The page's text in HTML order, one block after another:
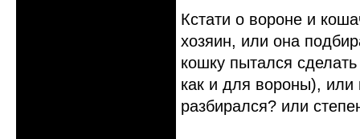
Кстати о вороне и
хозяин, или она
кошку пытался
как и для вороны),
разбирался? или